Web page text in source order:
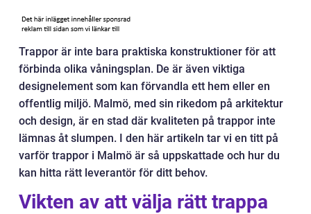
Trappor är inte bara praktiska konstruktioner för att
förbinda olika våningsplan. De är även viktiga
designelement som kan förvandla ett hem eller en
offentlig miljö. Malmö, med sin rikedom på arkitektur
och design, är en stad där kvaliteten på trappor inte
lämnas åt slumpen. I den här artikeln tar vi en titt på
varför trappor i Malmö är så uppskattade och hur du
kan hitta rätt leverantör för ditt behov.
Vikten av att välja rätt trappa